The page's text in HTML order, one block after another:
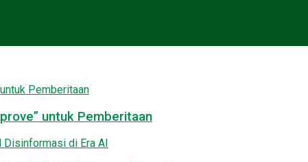
untuk Pemberitaan